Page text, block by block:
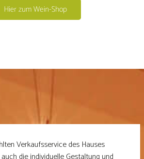
Hier zum Wein-Shop
Verkaufsservice des Hauses